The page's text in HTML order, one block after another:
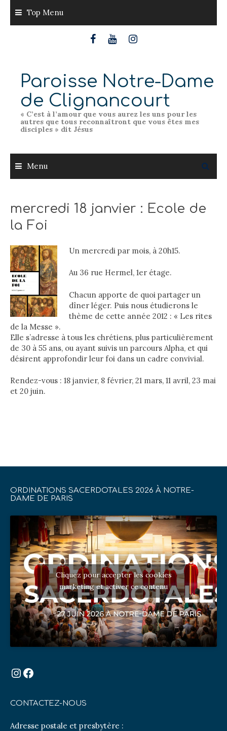
content
Top Menu
Paroisse Notre-Dame
de Clignancourt
« C’est à l’amour que vous aurez les uns pour les
autres que tous reconnaîtront que vous êtes mes
disciples » dit Jésus
Menu
mercredi 18 janvier : Ecole de
la Foi
Un mercredi par mois, à 20h15.
Au 36 rue Hermel, 1er étage.
Chacun apporte de quoi partager un
dîner léger. Puis nous étudierons le
thème de cette année 2012 : « Les rites
de la Messe ».
Elle s’adresse à tous les chrétiens, plus particulièrement
de 30 à 55 ans, ou ayant suivis un parcours Alpha, et qui
désirent approfondir leur foi dans un cadre convivial.
Rendez-vous : 18 janvier, 8 février, 21 mars, 11 avril, 23 mai
et 20 juin.
ORDINATIONS SACERDOTALES 2026 À NOTRE-
DAME DE PARIS
Cliquez pour accepter les cookies
marketing et activer ce contenu
Instagram
Facebook
CONTACTEZ-NOUS
Adresse postale et presbytère :